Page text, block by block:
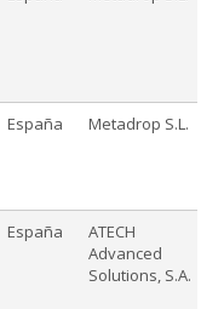
España Metadrop S.L.
España
ATECH
Advanced
Solutions, S.A.